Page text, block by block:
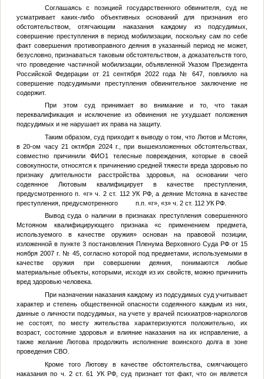
Соглашаясь с позицией государственного обвинителя, суд не
усматривает каких-либо объективных оснований для признания его
обстоятельством, отягчающим наказания каждому из подсудимых,
совершение преступления в период мобилизации, поскольку сам по себе
факт совершения противоправного деяния в указанный период не может,
безусловно, признаваться таковым обстоятельством, а доказательств того,
что проведение частичной мобилизации, объявленной Указом Президента
Российской Федерации от 21 сентября 2022 года № 647, повлияло на
совершение подсудимыми преступления обвинительное заключение не
содержит.
При этом суд принимает во внимание и то, что такая
переквалификация и исключение из обвинения не ухудшает положения
подсудимых и не нарушает их права на защиту.
Таким образом, суд приходит к выводу о том, что Лютов и Мстоян,
в 20-ом часу 21 октября 2024 г., при вышеизложенных обстоятельствах,
совместно причинили ФИО1 телесные повреждения, которые в своей
совокупности, относятся к причинению средней тяжести вреда здоровью по
признаку длительности расстройства здоровья, на основании чего
содеянное Лютовым квалифицирует в качестве преступления,
предусмотренного п. «г» ч. 2 ст. 112 УК РФ, а деяние Мстояна в качестве
преступления, предусмотренного п.п. «г», «з» ч. 2 ст. 112 УК РФ.
Вывод суда о наличии в признаках преступления совершенного
Мстояном квалифицирующего признака «с применением предмета,
используемого в качестве оружия» основан на правовой позиции,
изложенной в пункте 3 постановления Пленума Верховного Суда РФ от 15
ноября 2007 г. № 45, согласно которой под предметами, используемыми в
качестве оружия при совершении деяния, понимаются любые
материальные объекты, которыми, исходя из их свойств, можно причинить
вред здоровью человека.
При назначении наказания каждому из подсудимых суд учитывает
характер и степень общественной опасности содеянного каждым из них,
данные о личности подсудимых, на учете у врачей психиатров-наркологов
не состоят, по месту жительства характеризуются положительно, их
возраст, состояние здоровья и влияние наказания на их исправление, а
также желание Лютова продолжить исполнение воинского долга в зоне
проведения СВО.
Кроме того Лютову в качестве обстоятельства, смягчающего
наказания по ч. 2 ст. 61 УК РФ, суд признает тот факт, что он является